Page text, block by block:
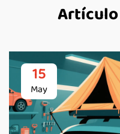
15
May